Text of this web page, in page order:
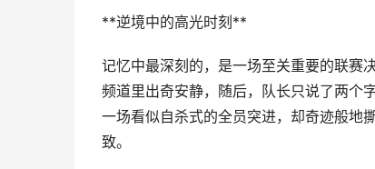
**逆境中的高光时刻**
记忆中最深刻的，是一场至关重要的联赛
频道里出奇安静，随后，队长只说了两个
一场看似自杀式的全员突进，却奇迹般地
致。